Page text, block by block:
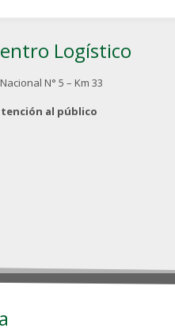
Logístico
N° 5 – Km 33
al público